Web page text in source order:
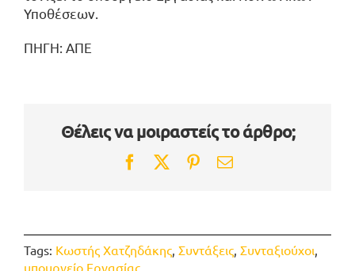
Υποθέσεων.
ΠΗΓΗ: ΑΠΕ
Θέλεις να μοιραστείς το άρθρο;
Facebook
TwitterPinterest
Email
Tags: Κωστής Χατζηδάκης Συντάξεις Συνταξιούχοι
υπουργείο Εργασίας